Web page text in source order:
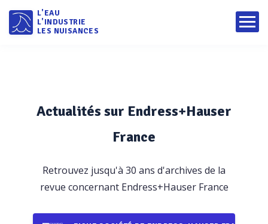
L'EAU
L'INDUSTRIE
LES NUISANCES
Actualités sur Endress+Hauser
France
Retrouvez jusqu'à 30 ans d'archives de la
revue concernant Endress+Hauser France